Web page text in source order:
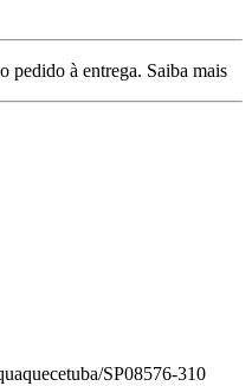
pedido à entrega. Saiba mais
SP08576-310